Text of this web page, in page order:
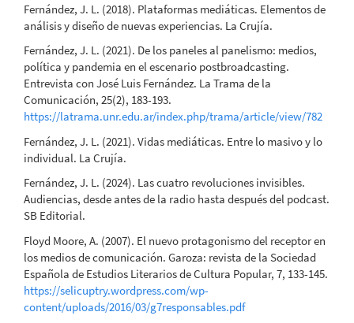
Fernández, J. L. (2018). Plataformas mediáticas. Elementos de
análisis y diseño de nuevas experiencias. La Crujía.
Fernández, J. L. (2021). De los paneles al panelismo: medios,
política y pandemia en el escenario postbroadcasting.
Entrevista con José Luis Fernández. La Trama de la
Comunicación, 25(2), 183-193.
https://latrama.unr.edu.ar/index.php/trama/article/view/782
Fernández, J. L. (2021). Vidas mediáticas. Entre lo masivo y lo
individual. La Crujía.
Fernández, J. L. (2024). Las cuatro revoluciones invisibles.
Audiencias, desde antes de la radio hasta después del podcast.
SB Editorial.
Floyd Moore, A. (2007). El nuevo protagonismo del receptor en
los medios de comunicación. Garoza: revista de la Sociedad
Española de Estudios Literarios de Cultura Popular, 7, 133-145.
https://selicuptry.wordpress.com/wp-
content/uploads/2016/03/g7responsables.pdf